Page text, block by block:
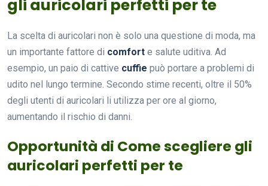
gli auricolari perfetti per te
La scelta di auricolari non è solo una questione di moda, ma
un importante fattore di comfort e salute uditiva. Ad
esempio, un paio di cattive cuffie può portare a problemi di
udito nel lungo termine. Secondo stime recenti, oltre il 50%
degli utenti di auricolari li utilizza per ore al giorno,
aumentando il rischio di danni.
Opportunità di Come scegliere gli
auricolari perfetti per te